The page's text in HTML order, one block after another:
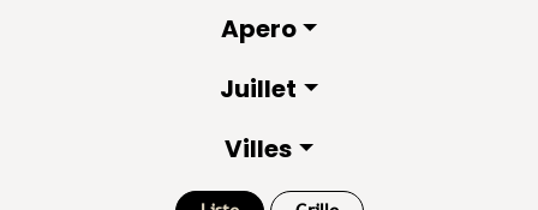
Apero
Juillet
Villes